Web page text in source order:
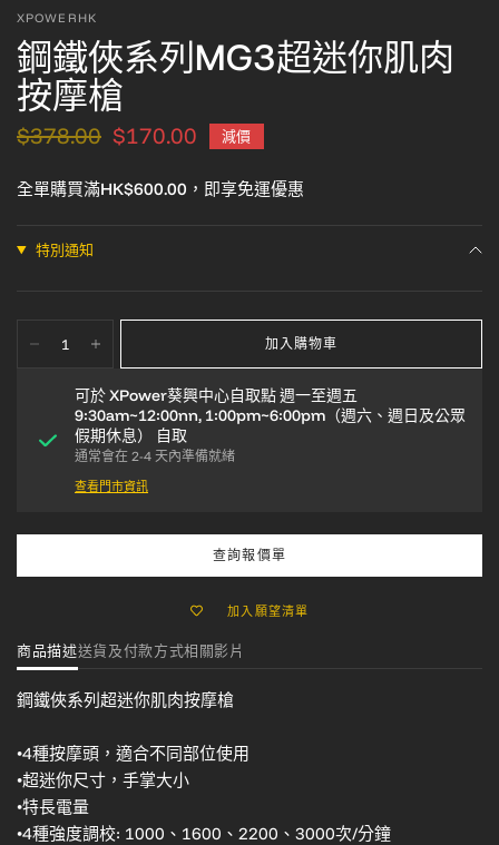
XPOWERHK
鋼鐵俠系列MG3超迷你肌肉
按摩槍
$378.00 $170.00 減價
全單購買滿HK$600.00，即享免運優惠
特別通知
加入購物車
可於XPower葵興中心自取點 週一至週五
9:30am~12:00nn, 1:00pm~6:00pm（週六、週日及公眾
假期休息）
自取
通常會在 2-4 天內準備就緒
查看門市資訊
查詢報價單
加入願望清單
商品描述送貨及付款方式相關影片
鋼鐵俠系列超迷你肌肉按摩槍
•4種按摩頭，適合不同部位使用
•超迷你尺寸，手掌大小
•特長電量
•4種強度調校: 1000、1600、2200、3000次/分鐘